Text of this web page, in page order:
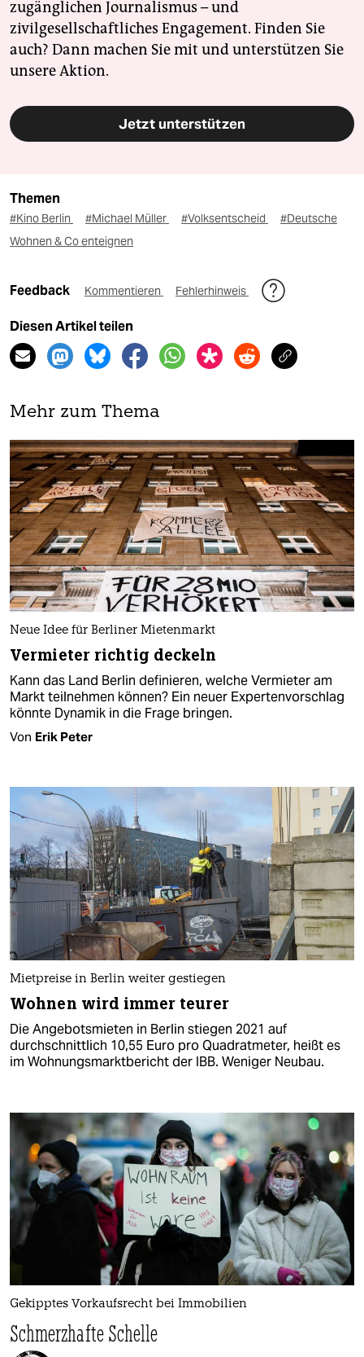
zugänglichen Journalismus – und
zivilgesellschaftliches Engagement. Finden Sie
auch? Dann machen Sie mit und unterstützen Sie
unsere Aktion.
Jetzt unterstützen
Themen
#Kino Berlin #Michael Müller #Volksentscheid
#Deutsche
Wohnen & Co enteignen
Feedback Kommentieren Fehlerhinweis
Diesen Artikel teilen
Mehr zum Thema
Neue Idee für Berliner Mietenmarkt
Vermieter richtig deckeln
Kann das Land Berlin definieren, welche Vermieter am
Markt teilnehmen können? Ein neuer Expertenvorschlag
könnte Dynamik in die Frage bringen.
Von Erik Peter
Mietpreise in Berlin weiter gestiegen
Wohnen wird immer teurer
Die Angebotsmieten in Berlin stiegen 2021 auf
durchschnittlich 10,55 Euro pro Quadratmeter, heißt es
im Wohnungsmarktbericht der IBB. Weniger Neubau.
Gekipptes Vorkaufsrecht bei Immobilien
Schmerzhafte Schelle